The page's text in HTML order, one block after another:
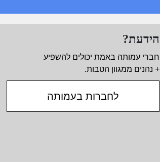
הידעת?
חברי עמותה באמת יכולים להשפיע
+ נהנים ממגוון הטבות.
לחברות בעמותה